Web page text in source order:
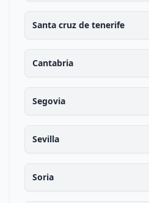
Santa cruz de tenerife
Cantabria
Segovia
Sevilla
Soria